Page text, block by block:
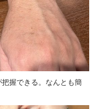
握できる。なんとも簡